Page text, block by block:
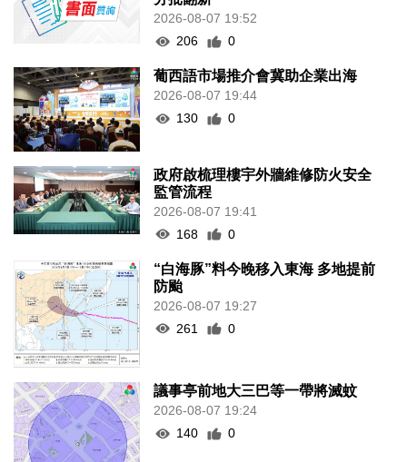
2026-08-07 19:52
206
0
葡西語市場推介會冀助企業出海
2026-08-07 19:44
130
0
政府啟梳理樓宇外牆維修防火安全
監管流程
2026-08-07 19:41
168
0
“白海豚”料今晚移入東海 多地提前
防颱
2026-08-07 19:27
261
0
議事亭前地大三巴等一帶將滅蚊
2026-08-07 19:24
140
0